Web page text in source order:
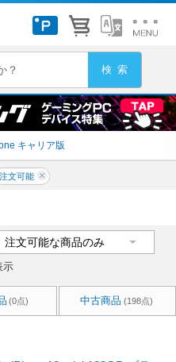
キャリア版
注文可能
示
(0点) 中古商品 (198点)